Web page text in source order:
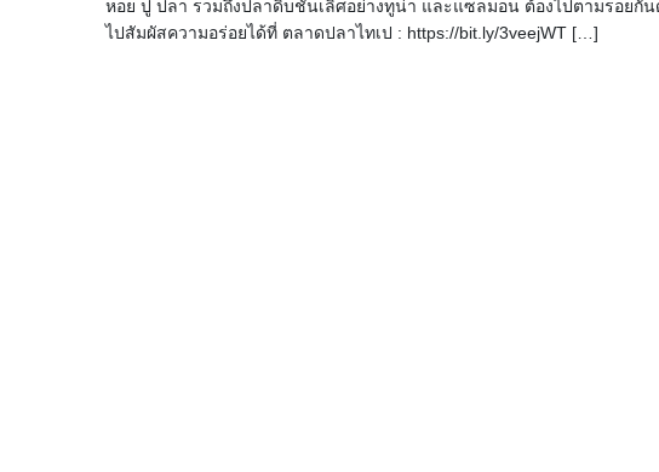
หอย ปู ปลา รวมถึงปลาดิบชั้นเลิศอย่างทูน่า และแซลมอน ต้องไปตามรอยกั
ไปสัมผัสความอร่อยได้ที่ ตลาดปลาไทเป : https://bit.ly/3veejWT […]